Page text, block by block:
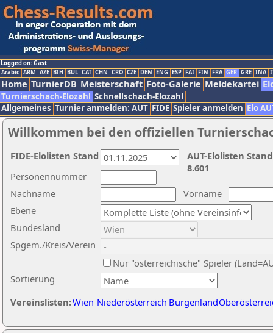
Logged on: Gast
Arabic ARM AZE BIH BUL CAT CHN CRO CZE DEN ENG ESP FAI FIN FRA GER GRE INA
Home TurnierDB Meisterschaft Foto-Galerie Meldekartei
Turnierschach-Elozahl Schnellschach-Elozahl
Allgemeines Turnier anmelden: AUT FIDE Spieler anmelden Elo
Willkommen bei den offiziellen
Nachname
Vorname
Ebene
Sortierung
Personennummer
Bundesland
Spgem./Kreis/Verein
Nur "österreichische" Spieler
Vereinslisten:Wien Niederösterreich Burgenland
AUT-Elolisten
8.601
FIDE-Elolisten Stand